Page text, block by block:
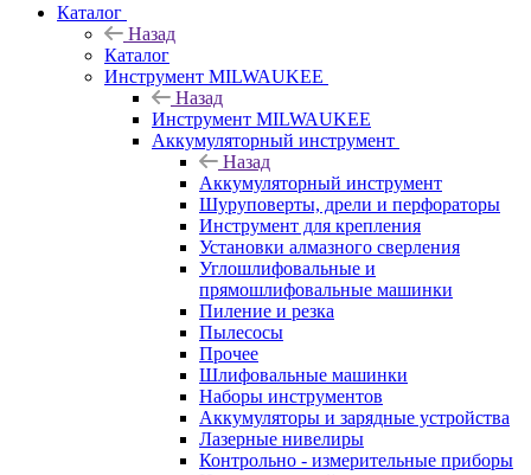
Каталог
Назад
Каталог
Инструмент MILWAUKEE
Назад
Инструмент MILWAUKEE
Аккумуляторный инструмент
Назад
Аккумуляторный инструмент
Шуруповерты, дрели и перфораторы
Инструмент для крепления
Установки алмазного сверления
Углошлифовальные и
прямошлифовальные машинки
Пиление и резка
Пылесосы
Прочее
Шлифовальные машинки
Наборы инструментов
Аккумуляторы и зарядные устройства
Лазерные нивелиры
Контрольно - измерительные приборы